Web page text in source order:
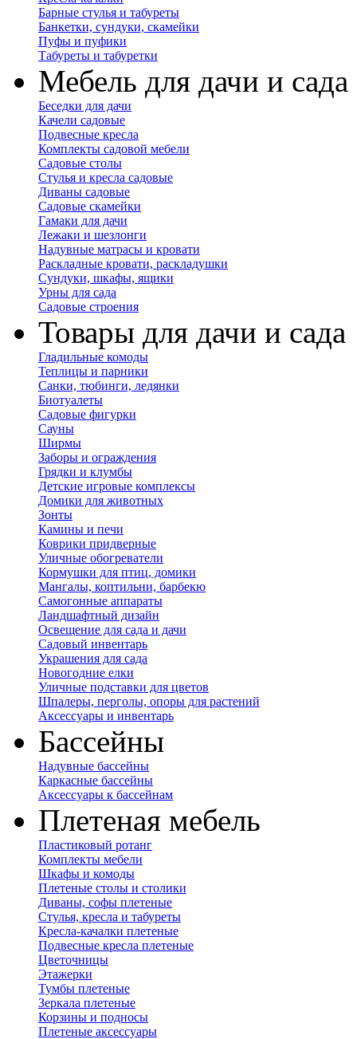
Барные стулья и табуреты
Банкетки, сундуки, скамейки
Пуфы и пуфики
Табуреты и табуретки
Мебель для дачи и сада
Беседки для дачи
Качели садовые
Подвесные кресла
Комплекты садовой мебели
Садовые столы
Стулья и кресла садовые
Диваны садовые
Садовые скамейки
Гамаки для дачи
Лежаки и шезлонги
Надувные матрасы и кровати
Раскладные кровати, раскладушки
Сундуки, шкафы, ящики
Урны для сада
Садовые строения
Товары для дачи и сада
Гладильные комоды
Теплицы и парники
Санки, тюбинги, ледянки
Биотуалеты
Садовые фигурки
Сауны
Ширмы
Заборы и ограждения
Грядки и клумбы
Детские игровые комплексы
Домики для животных
Зонты
Камины и печи
Коврики придверные
Уличные обогреватели
Кормушки для птиц, домики
Мангалы, коптильни, барбекю
Самогонные аппараты
Ландшафтный дизайн
Освещение для сада и дачи
Садовый инвентарь
Украшения для сада
Новогодние елки
Уличные подставки для цветов
Шпалеры, перголы, опоры для растений
Аксессуары и инвентарь
Бассейны
Надувные бассейны
Каркасные бассейны
Аксессуары к бассейнам
Плетеная мебель
Пластиковый ротанг
Комплекты мебели
Шкафы и комоды
Плетеные столы и столики
Диваны, софы плетеные
Стулья, кресла и табуреты
Кресла-качалки плетеные
Подвесные кресла плетеные
Цветочницы
Этажерки
Тумбы плетеные
Зеркала плетеные
Корзины и подносы
Плетеные аксессуары